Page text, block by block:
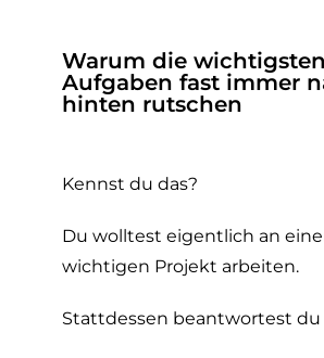
Warum die wichtigsten
Aufgaben fast immer
hinten rutschen
Kennst du das?
Du wolltest eigentlich an
wichtigen Projekt arbeiten.
Stattdessen beantwortest du